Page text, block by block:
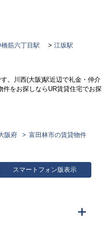
橋筋六丁目駅 江坂駅
。川西(大阪)駅近辺で礼金・仲介
をお探しならUR賃貸住宅でお探
阪府
富田林市の賃貸物件
スマートフォン版表示